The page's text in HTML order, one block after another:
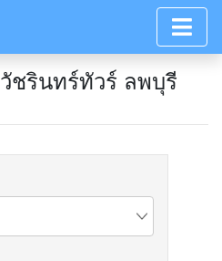
วัชรินทร์ทัวร์ ลพบุรี